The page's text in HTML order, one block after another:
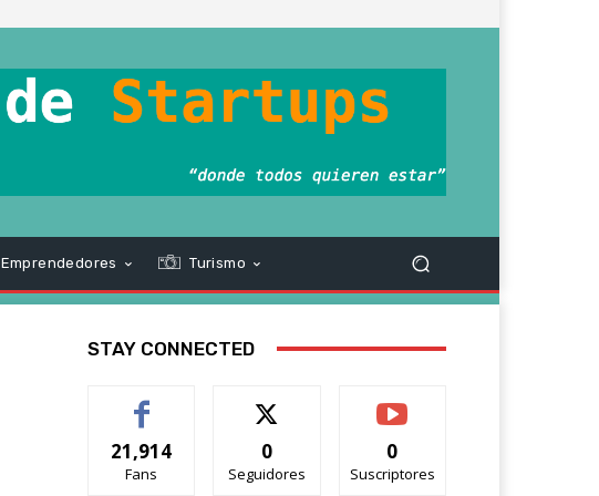
Emprendedores Turismo
STAY CONNECTED
21,914
Fans
0
Seguidores
0
Suscriptores